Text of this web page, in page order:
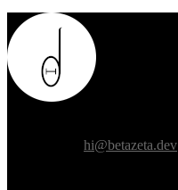
hi@betazeta.dev